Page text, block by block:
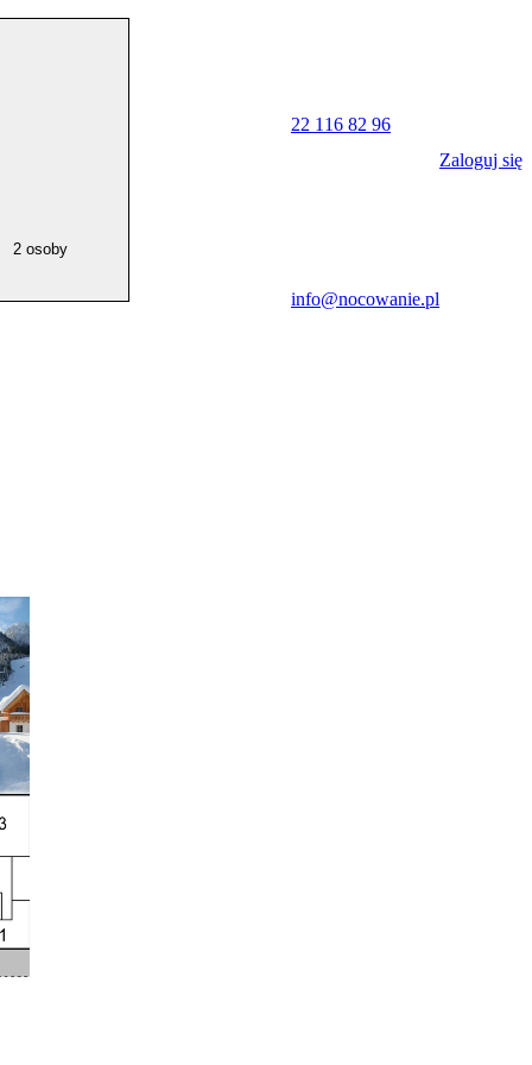
2 osoby
22 116 82 96
info@nocowanie.pl
Zaloguj się